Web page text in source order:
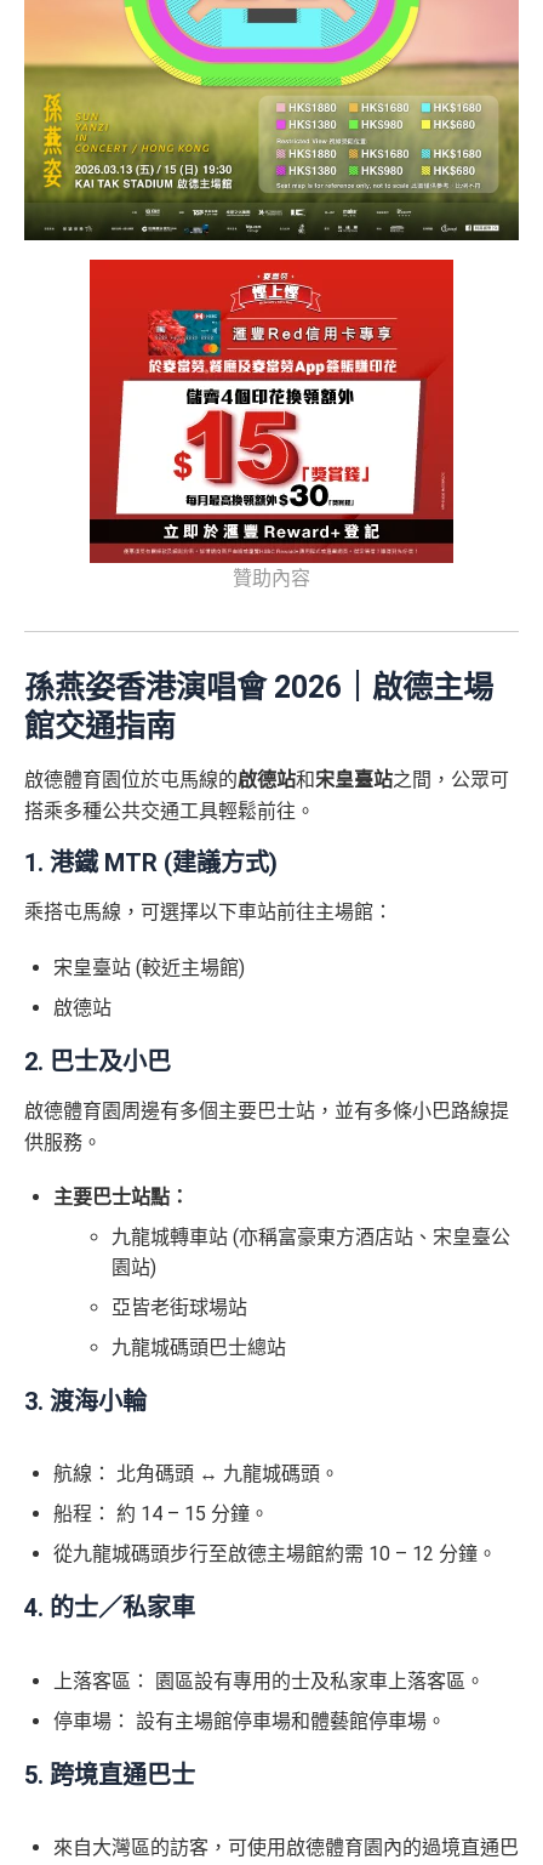
贊助內容
孫燕姿香港演唱會 2026｜啟德主場
館交通指南
啟德體育園位於屯馬線的啟德站和宋皇臺站之間，公眾可
搭乘多種公共交通工具輕鬆前往。
1. 港鐵 MTR (建議方式)
乘搭屯馬線，可選擇以下車站前往主場館：
宋皇臺站 (較近主場館)
啟德站
2. 巴士及小巴
啟德體育園周邊有多個主要巴士站，並有多條小巴路線提
供服務。
主要巴士站點：
九龍城轉車站 (亦稱富豪東方酒店站、宋皇臺公
園站)
亞皆老街球場站
九龍城碼頭巴士總站
3. 渡海小輪
航線： 北角碼頭 ↔ 九龍城碼頭。
船程： 約 14 – 15 分鐘。
從九龍城碼頭步行至啟德主場館約需 10 – 12 分鐘。
4. 的士／私家車
上落客區： 園區設有專用的士及私家車上落客區。
停車場： 設有主場館停車場和體藝館停車場。
5. 跨境直通巴士
來自大灣區的訪客，可使用啟德體育園內的過境直通巴